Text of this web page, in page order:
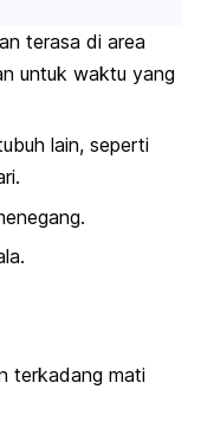
terasa di area
untuk waktu yang
lain, seperti
terkadang mati